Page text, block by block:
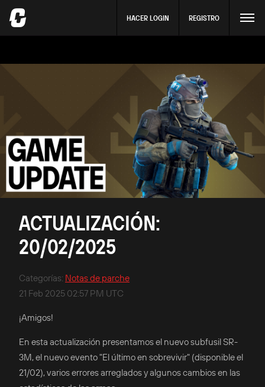
HACER LOGIN REGISTRO
ACTUALIZACIÓN:
20/02/2025
Categorías: Notas de parche
21 Feb 2025 02:57 PM UTC
¡Amigos!
En esta actualización presentamos el nuevo subfusil SR-
3M, el nuevo evento "El último en sobrevivir" (disponible el
21/02), varios errores arreglados y algunos cambios en las